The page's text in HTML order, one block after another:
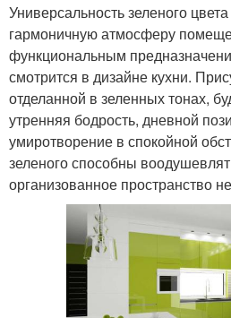
Универсальность зеленого
гармоничную атмосферу
функциональным
смотрится в дизайне кухни.
отделанной в зеленных тонах,
утренняя бодрость, дневной
умиротворение в спокойной
зеленого способны
организованное пространство